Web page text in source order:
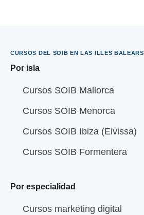
CURSOS DEL SOIB EN LAS ILLES BALEARS
Por isla
Cursos SOIB Mallorca
Cursos SOIB Menorca
Cursos SOIB Ibiza (Eivissa)
Cursos SOIB Formentera
Por especialidad
Cursos marketing digital